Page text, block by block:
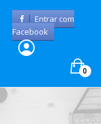
Entrar com
Facebook
0